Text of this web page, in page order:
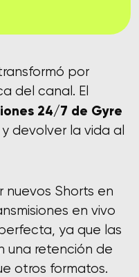
por
del canal. El
24/7 de Gyre
devolver la vida al
nuevos Shorts en
en vivo
ya que las
una retención de
otros formatos.